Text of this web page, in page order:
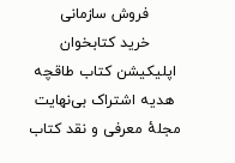
فروش سازمانی
خرید کتابخوان
اپلیکیشن کتاب طاقچه
هدیه اشتراک بی‌نهایت
مجلهٔ معرفی و نقد کتاب